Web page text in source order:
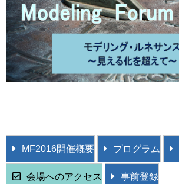
MF2016開催概要 プログラム
会場へのアクセス 事前登録